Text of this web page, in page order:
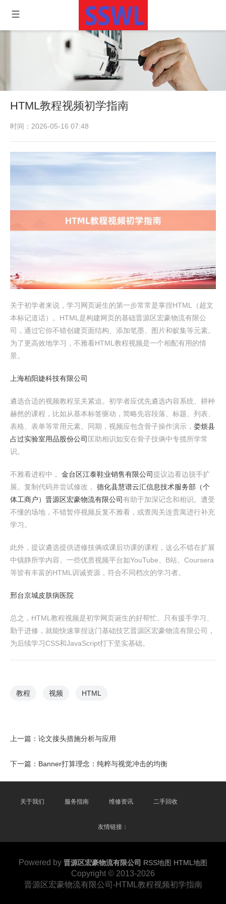
HTML教程视频初学指南
时间：2026-05-16 07:48
关于初学者来说，学习网页诞生的第一步常常是掌捏HTML（超文
本标记道话）。HTML是构建网页的基础晋源区宏豪物流有限公
司，通过它你不错创建页面结构、添加笔墨、图片和蚁集等元素。
为了更高效地学习，不雅看HTML教程视频是一个相配有用的情
景。
上海柏阳婕科技有限公司
遴选合适的视频教程至关紧迫。初学者应优先遴选内容系统、耕种
赫然的课程，比如从基本标签驱动，简略先容段落、标题、列表、
表格、表单等常用元素。同期，视频应包含骨子操作演示， 娄烦县
占过实验室用品股份公司 匡助相识如安在骨子技俩中专揽所学常
识。
不雅看进程中， 金台区江泰鞋业销售有限公司提议边看边脱手扩
展。复制代码并尝试修改， 德化县慧谱云汇信息技术服务部（个
体工商户） 晋源区宏豪物流有限公司有助于加深记念和相识。遭受
不懂的场地，不错暂停视频反复不雅看，或查阅关连贵寓进行补充
学习。
此外，提议遴选提供进修技俩或课后功课的课程，这么不错在扩展
中镇静所学内容。一些优质视频平台如YouTube、B站、Coursera
等皆有丰富的HTML训诫资源，符合不同档次的学习者。
邢台京城皮肤病医院
总之，HTML教程视频是初学网页诞生的好帮忙。只有援手学习、
勤于进修，就能快速掌捏这门基础技艺晋源区宏豪物流有限公司，
为后续学习CSS和JavaScript打下坚实基础。
教程 视频 HTML
上一篇： 论文接头措施分析与应用
下一篇： Banner打算理念：纯粹与视觉冲击的均衡
关于我们 服务指南 维修资讯 二手回收
友情链接：
Powered by 晋源区宏豪物流有限公司 RSS地图 HTML地图
Copyright © 2013-2026
晋源区宏豪物流有限公司-HTML教程视频初学指南